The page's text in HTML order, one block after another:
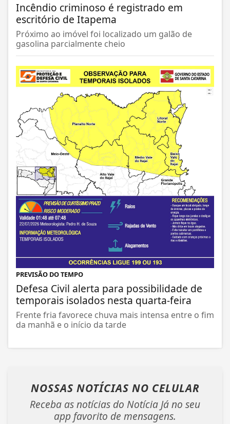
Incêndio criminoso é registrado em
escritório de Itapema
Próximo ao imóvel foi localizado um galão de
gasolina parcialmente cheio
PREVISÃO DO TEMPO
Defesa Civil alerta para possibilidade de
temporais isolados nesta quarta-feira
Frente fria favorece chuva mais intensa entre o fim
da manhã e o início da tarde
NOSSAS NOTÍCIAS NO CELULAR
Receba as notícias do Notícia Já no seu
app favorito de mensagens.